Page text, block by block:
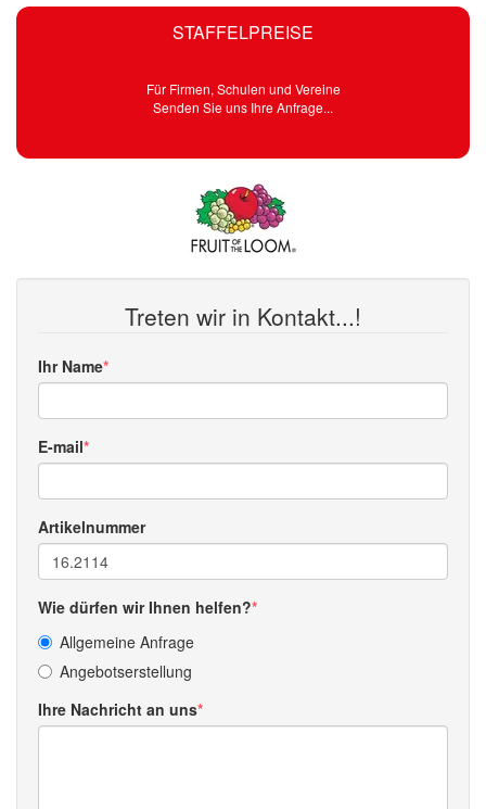
STAFFELPREISE
Für Firmen, Schulen und Vereine
Senden Sie uns Ihre Anfrage...
Treten wir in Kontakt...!
Ihr Name
E-mail
Artikelnummer
Wie dürfen wir Ihnen helfen?
Allgemeine Anfrage
Angebotserstellung
Ihre Nachricht an uns